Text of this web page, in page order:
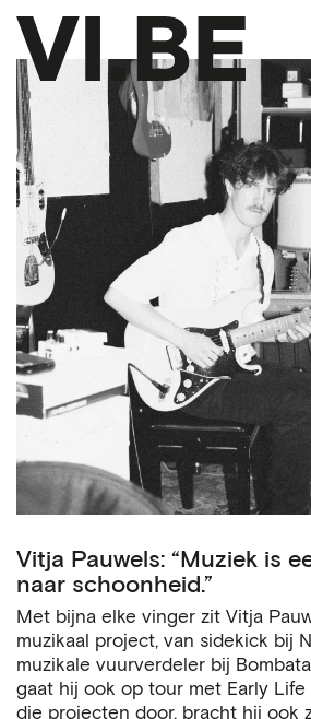
Vitja Pauwels: “Muziek is
naar schoonheid.”
Met bijna elke vinger zit Vitja
muzikaal project, van sidekick bij
muzikale vuurverdeler bij
gaat hij ook op tour met Early Life
die projecten door, bracht hij ook